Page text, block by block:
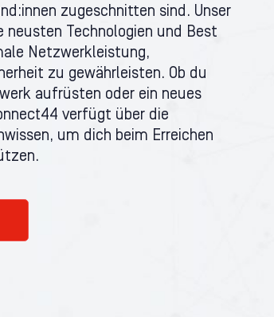
zugeschnitten sind. Unser
Technologien und Best
Netzwerkleistung,
zu gewährleisten. Ob du
aufrüsten oder ein neues
verfügt über die
um dich beim Erreichen